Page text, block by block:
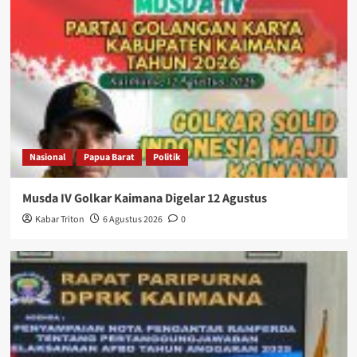
Nasional Papua Barat Politik
Musda IV Golkar Kaimana Digelar 12 Agustus
Kabar Triton 6 Agustus 2026 0